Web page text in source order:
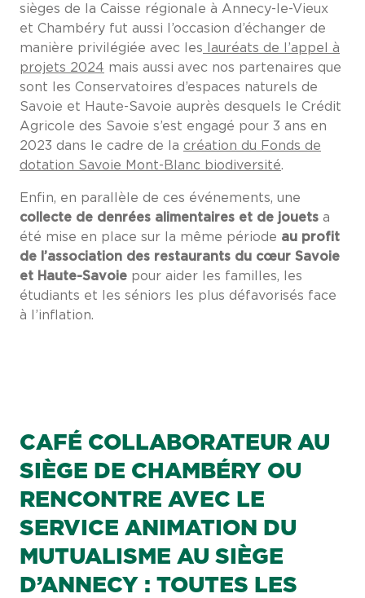
sièges de la Caisse régionale à Annecy-le-Vieux
et Chambéry fut aussi l’occasion d’échanger de
manière privilégiée avec les lauréats de l’appel à
projets 2024 mais aussi avec nos partenaires que
sont les Conservatoires d’espaces naturels de
Savoie et Haute-Savoie auprès desquels le Crédit
Agricole des Savoie s’est engagé pour 3 ans en
2023 dans le cadre de la création du Fonds de
dotation Savoie Mont-Blanc biodiversité.
Enfin, en parallèle de ces événements, une
collecte de denrées alimentaires et de jouets a
été mise en place sur la même période au profit
de l’association des restaurants du cœur Savoie
et Haute-Savoie pour aider les familles, les
étudiants et les séniors les plus défavorisés face
à l’inflation.
CAFÉ COLLABORATEUR AU
SIÈGE DE CHAMBÉRY OU
RENCONTRE AVEC LE
SERVICE ANIMATION DU
MUTUALISME AU SIÈGE
D’ANNECY : TOUTES LES